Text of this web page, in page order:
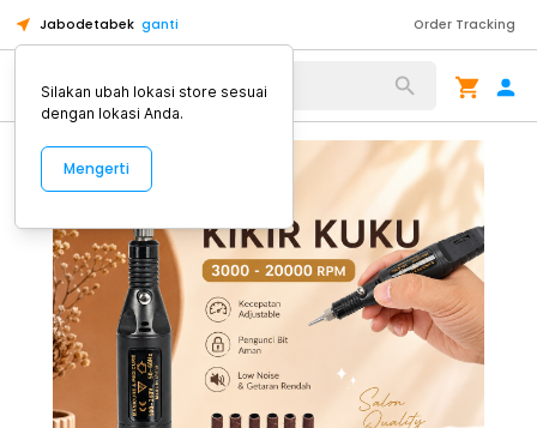
Jabodetabek ganti Order Tracking
Alat Kopi
Silakan ubah lokasi store sesuai
dengan lokasi Anda.
Mengerti